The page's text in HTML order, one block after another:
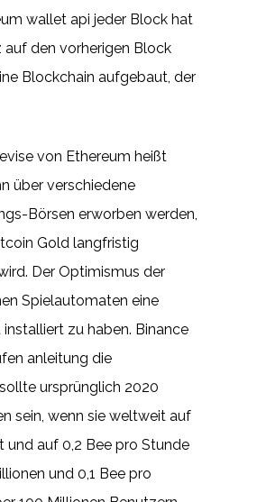
wallet api jeder Block hat
auf den vorherigen Block
Blockchain aufgebaut, der
von Ethereum heißt
über verschiedene
Börsen erworben werden,
Gold langfristig
Der Optimismus der
Spielautomaten eine
zu haben. Binance
anleitung die
ursprünglich 2020
sein, wenn sie weltweit auf
und auf 0,2 Bee pro Stunde
und 0,1 Bee pro